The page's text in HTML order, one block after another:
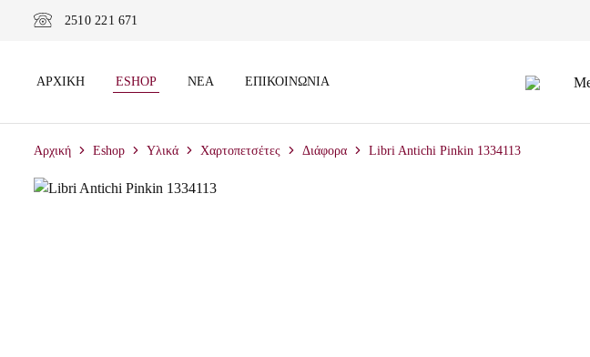
2510 221 671
ΑΡΧΙΚΉ ESHOP ΝΈΑ ΕΠΙΚΟΙΝΩΝΊΑ
Melina
Αρχική Eshop Υλικά Χαρτοπετσέτες Διάφορα Libri Antichi Pinkin 1334113